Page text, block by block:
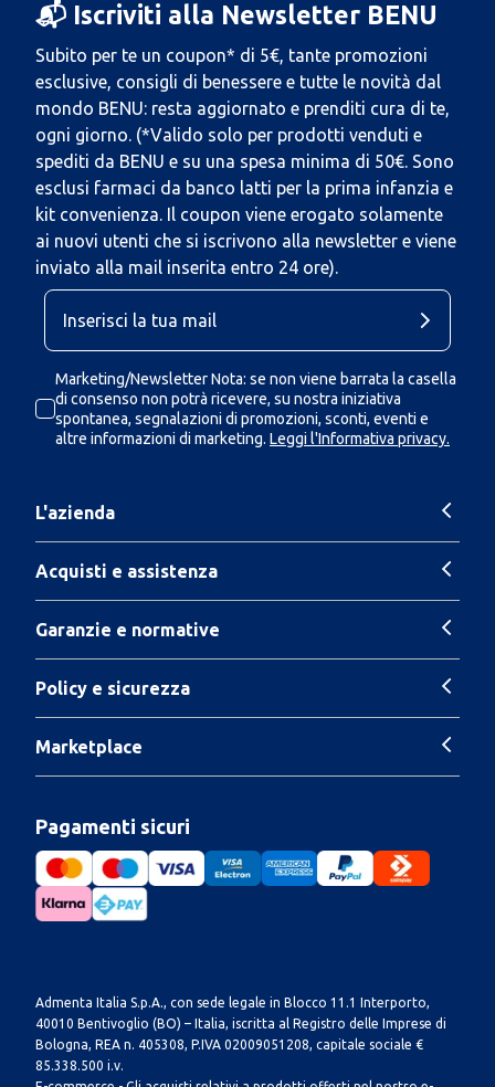
📬 Iscriviti alla Newsletter BENU
Subito per te un coupon* di 5€, tante promozioni
esclusive, consigli di benessere e tutte le novità dal
mondo BENU: resta aggiornato e prenditi cura di te,
ogni giorno. (*Valido solo per prodotti venduti e
spediti da BENU e su una spesa minima di 50€. Sono
esclusi farmaci da banco latti per la prima infanzia e
kit convenienza. Il coupon viene erogato solamente
ai nuovi utenti che si iscrivono alla newsletter e viene
inviato alla mail inserita entro 24 ore).
Marketing/Newsletter Nota: se non viene barrata la casella
di consenso non potrà ricevere, su nostra iniziativa
spontanea, segnalazioni di promozioni, sconti, eventi e
altre informazioni di marketing. Leggi l'Informativa privacy.
L'azienda
Acquisti e assistenza
Garanzie e normative
Policy e sicurezza
Marketplace
Pagamenti sicuri
Admenta Italia S.p.A., con sede legale in Blocco 11.1 Interporto,
40010 Bentivoglio (BO) – Italia, iscritta al Registro delle Imprese di
Bologna, REA n. 405308, P.IVA 02009051208, capitale sociale €
85.338.500 i.v.